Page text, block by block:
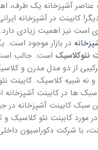
آشپزخانه یک طرف،
کابینت در آشپزخانه
است نیز اهمیت زیادی
در بازار موجود است.
نئوکلاسیک است. جالب است
از دو مدل مدرن و
نه شبیه کلاسیک. کابینت
ها در کابینت
سبک کابینت آشپزخانه در
در مورد کابینت نئو کلاسیک
با شرکت دکوراسیون